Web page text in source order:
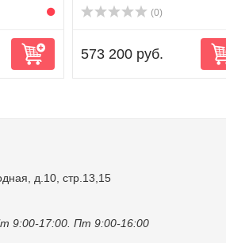
(0)
573 200 руб.
д.10, стр.13,15
9:00-17:00. Пт 9:00-16:00